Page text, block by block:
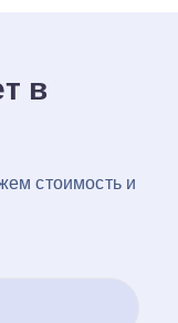
в
стоимость и